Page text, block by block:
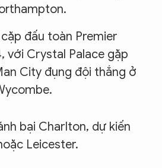
đấu toàn Premier
với Crystal Palace gặp
City đụng đội thắng ở
bại Charlton, dự kiến
Leicester.